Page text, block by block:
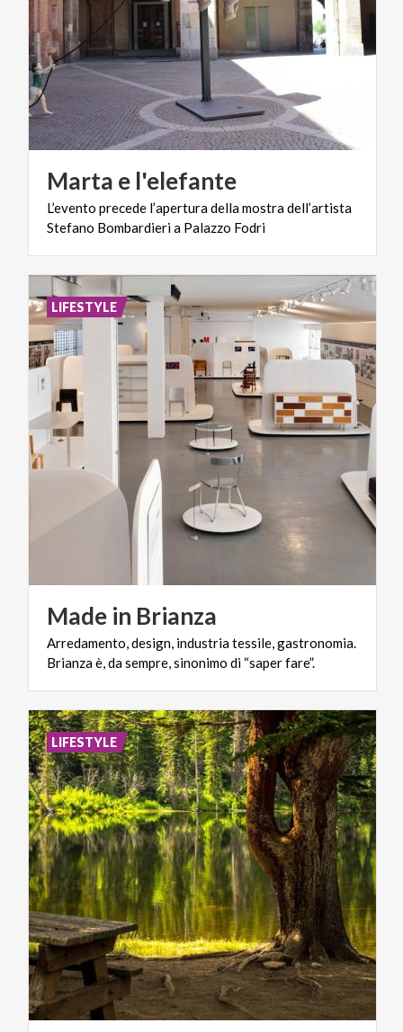
Marta e l'elefante
L’evento precede l’aperturadellamostradell’artista
Stefano Bombardieria Palazzo Fodri
Made in Brianza
Arredamento,design, industriatessile,gastronomia.
Brianzaè,dasempre,sinonimo di “saperfare”.
LIFESTYLE
LIFESTYLE